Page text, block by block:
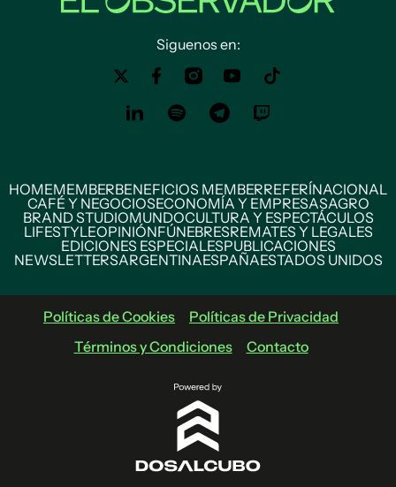
Siguenos en:
HOMEMEMBERBENEFICIOS MEMBERREFERÍNACIONAL
CAFÉ Y NEGOCIOSECONOMÍA Y EMPRESASAGRO
BRAND STUDIOMUNDOCULTURA Y ESPECTÁCULOS
LIFESTYLEOPINIÓNFÚNEBRESREMATES Y LEGALES
EDICIONES ESPECIALESPUBLICACIONES
NEWSLETTERSARGENTINAESPAÑAESTADOS UNIDOS
Políticas de Cookies
Políticas de Privacidad
Términos y Condiciones
Contacto